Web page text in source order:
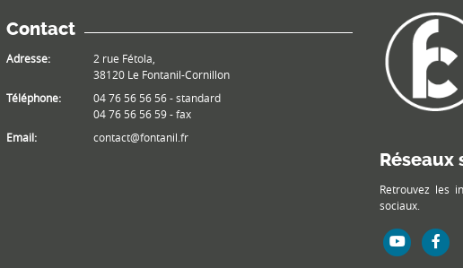
Contact
Adresse:
2 rue Fétola,
38120 Le Fontanil-Cornillon
Téléphone:
04 76 56 56 56 - standard
04 76 56 56 59 - fax
Email:
contact@fontanil.fr
Réseaux
Retrouvez les
sociaux.